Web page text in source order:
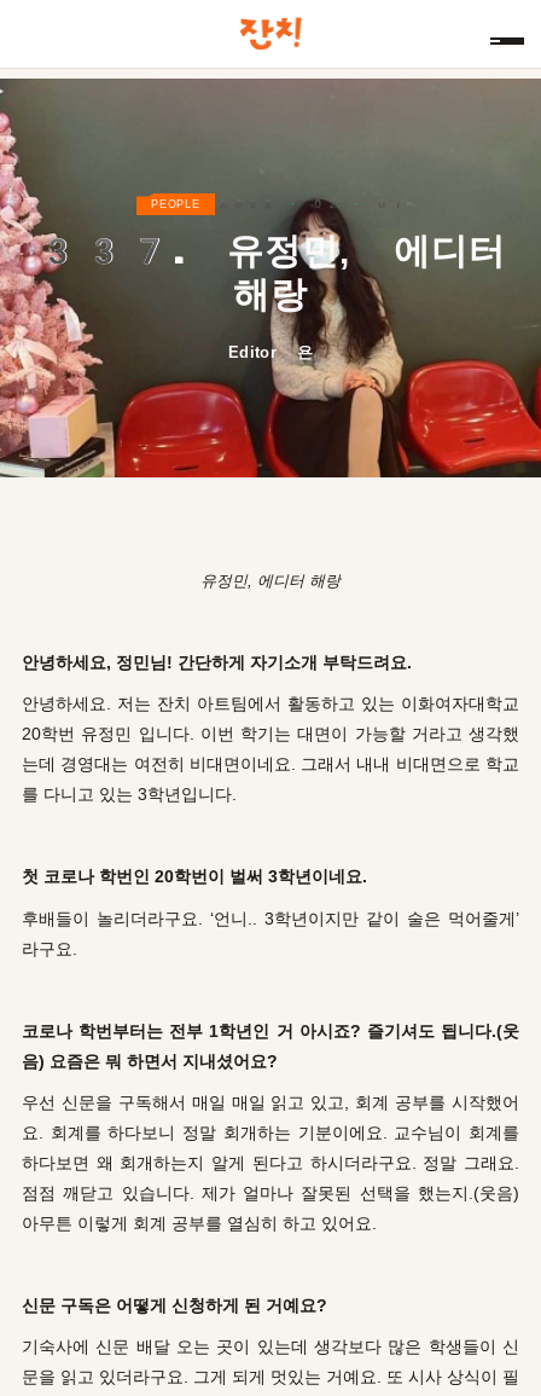
PEOPLE 2022 · 02 · 01
337. 유정민, 에디터
해랑
Editor 욘
유정민, 에디터 해랑
안녕하세요, 정민님! 간단하게 자기소개 부탁드려요.
안녕하세요. 저는 잔치 아트팀에서 활동하고 있는 이화여자대학교
20학번 유정민 입니다. 이번 학기는 대면이 가능할 거라고 생각했
는데 경영대는 여전히 비대면이네요. 그래서 내내 비대면으로 학교
를 다니고 있는 3학년입니다.
첫 코로나 학번인 20학번이 벌써 3학년이네요.
후배들이 놀리더라구요. ‘언니.. 3학년이지만 같이 술은 먹어줄게’
라구요.
코로나 학번부터는 전부 1학년인 거 아시죠? 즐기셔도 됩니다.(웃
음) 요즘은 뭐 하면서 지내셨어요?
우선 신문을 구독해서 매일 매일 읽고 있고, 회계 공부를 시작했어
요. 회계를 하다보니 정말 회개하는 기분이에요. 교수님이 회계를
하다보면 왜 회개하는지 알게 된다고 하시더라구요. 정말 그래요.
점점 깨닫고 있습니다. 제가 얼마나 잘못된 선택을 했는지.(웃음)
아무튼 이렇게 회계 공부를 열심히 하고 있어요.
신문 구독은 어떻게 신청하게 된 거예요?
기숙사에 신문 배달 오는 곳이 있는데 생각보다 많은 학생들이 신
문을 읽고 있더라구요. 그게 되게 멋있는 거예요. 또 시사 상식이 필